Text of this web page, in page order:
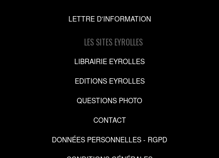
LETTRE D'INFORMATION
LES SITES EYROLLES
LIBRAIRIE EYROLLES
EDITIONS EYROLLES
QUESTIONS PHOTO
CONTACT
DONNÉES PERSONNELLES - RGPD